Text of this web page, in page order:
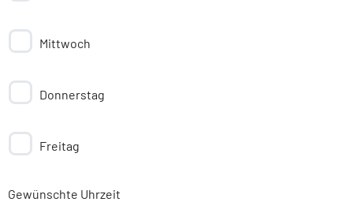
Mittwoch
Donnerstag
Freitag
Gewünschte Uhrzeit